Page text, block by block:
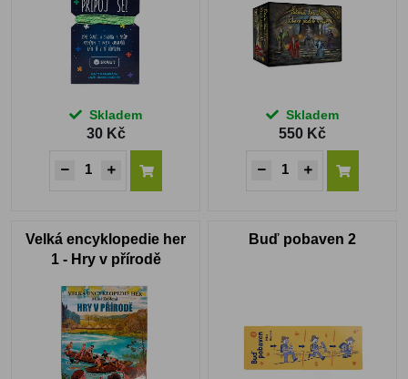
Skladem
30 Kč
Skladem
550 Kč
Velká encyklopedie her
1 - Hry v přírodě
Buď pobaven 2